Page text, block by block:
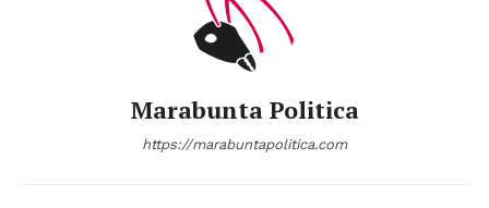
Marabunta Politica
https://marabuntapolitica.com